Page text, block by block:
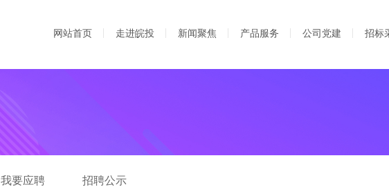
网站首页 走进皖投 新闻聚焦 产品服务 公司党建 招标
我要应聘 招聘公示